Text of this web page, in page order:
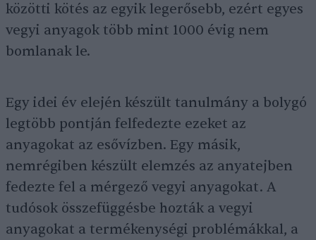
közötti kötés az egyik legerősebb, ezért egyes
vegyi anyagok több mint 1000 évig nem
bomlanak le.
Egy idei év elején készült tanulmány a bolygó
legtöbb pontján felfedezte ezeket az
anyagokat az esővízben. Egy másik,
nemrégiben készült elemzés az anyatejben
fedezte fel a mérgező vegyi anyagokat. A
tudósok összefüggésbe hozták a vegyi
anyagokat a termékenységi problémákkal, a